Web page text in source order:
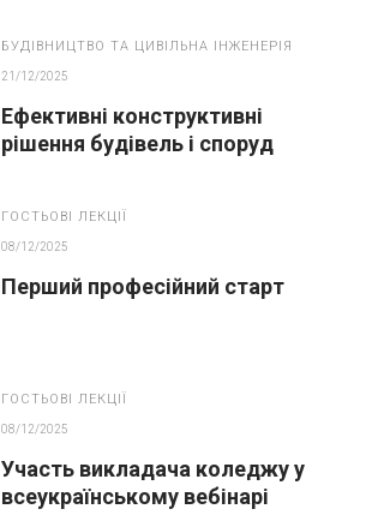
БУДІВНИЦТВО ТА ЦИВІЛЬНА ІНЖЕНЕРІЯ
21/12/2025
Ефективні конструктивні
рішення будівель і споруд
ГОСТЬОВІ ЛЕКЦІЇ
08/12/2025
Перший професійний старт
ГОСТЬОВІ ЛЕКЦІЇ
08/12/2025
Участь викладача коледжу у
всеукраїнському вебінарі